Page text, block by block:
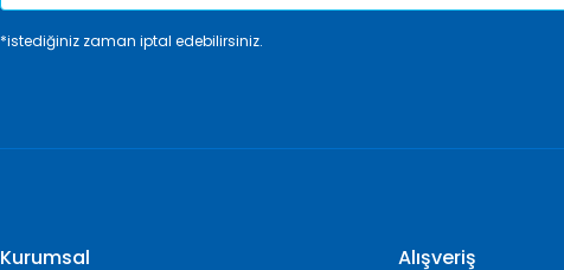
*istediğiniz zaman iptal edebilirsiniz.
Kurumsal Alışveriş